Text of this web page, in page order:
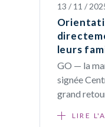
13 / 11 /
leurs
GO — la
signée
grand
LIRE